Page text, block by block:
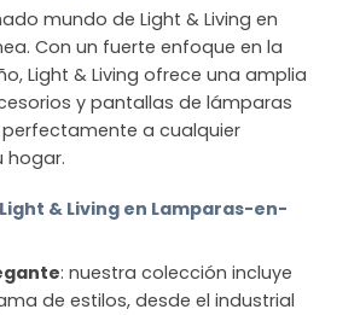
mundo de Light & Living en
Con un fuerte enfoque en la
Light & Living ofrece una amplia
y pantallas de lámparas
a cualquier
hogar.
& Living en Lamparas-en-
: nuestra colección incluye
de estilos, desde el industrial